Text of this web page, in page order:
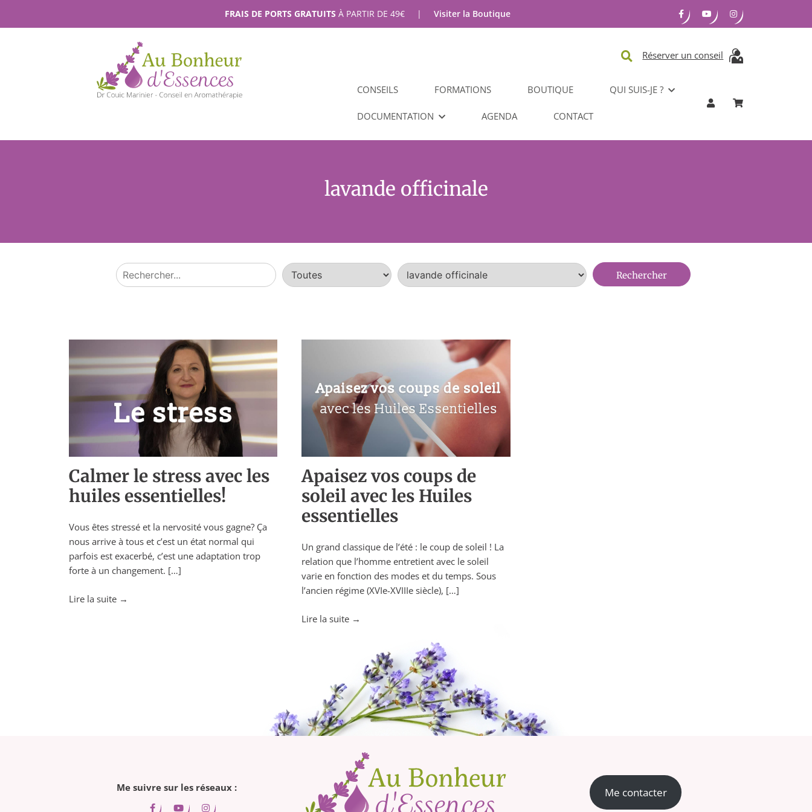
FRAIS DE PORTS GRATUITS À PARTIR DE 49€ | Visiter la Boutique
Réserver un conseil
CONSEILS FORMATIONS BOUTIQUE QUI SUIS-JE ?
DOCUMENTATION AGENDA CONTACT
lavande officinale
Calmer le stress avec les
huiles essentielles!
Vous êtes stressé et la nervosité vous gagne? Ça
nous arrive à tous et c’est un état normal qui
parfois est exacerbé, c’est une adaptation trop
forte à un changement. […]
Lire la suite "Calmer
→
Apaisez vos coups de
soleil avec les Huiles
essentielles
Un grand classique de l’été : le coup de soleil ! La
relation que l’homme entretient avec le soleil
varie en fonction des modes et du temps. Sous
l’ancien régime (XVIe-XVIIIe siècle), […]
Lire la suite "Apaisez
soleil
avec
les
Huiles
→
Me suivre sur les réseaux : Me contacter